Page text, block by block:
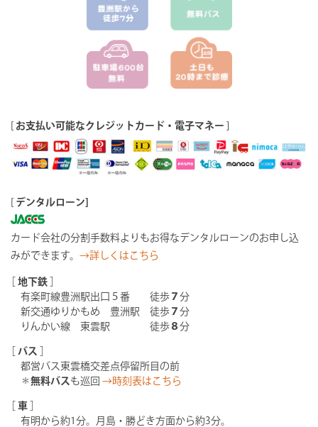
お支払い可能なクレジットカード・電子マネー
デンタルローン]
カード会社の分割手数料よりもお得なデンタルローンのお申し込
みができます。 →詳しくはこちら
地下鉄
有楽町線豊洲駅出口５番 徒歩 ７ 分
新交通ゆりかもめ 豊洲駅 徒歩 ７ 分
りんかい線 東雲駅 徒歩 ８ 分
バス
都営バス東雲橋交差点停留所目の前
＊ 無料バス も巡回 →時刻表はこちら
車
有明から約1分。月島・勝どき方面から約3分。